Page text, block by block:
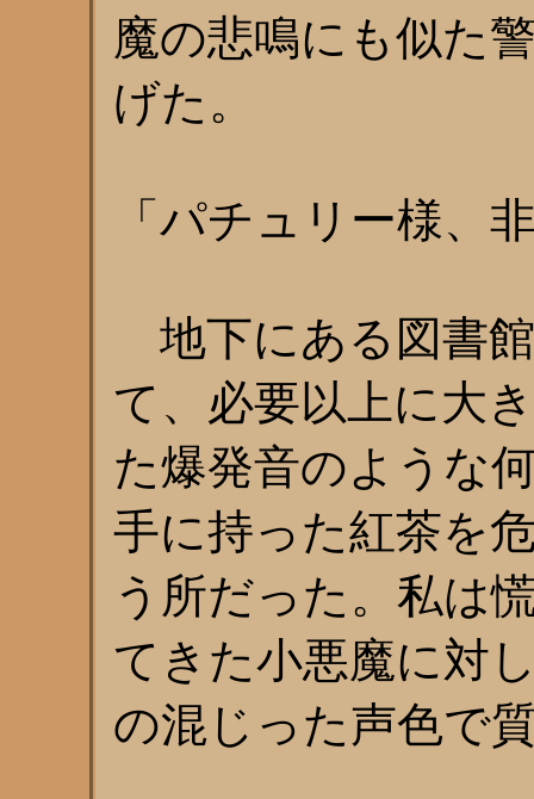
魔の悲鳴にも似た
げた。
「パチュリー様、
地下にある図書
て、必要以上に大
た爆発音のような
手に持った紅茶を
う所だった。私は
てきた小悪魔に対
の混じった声色で